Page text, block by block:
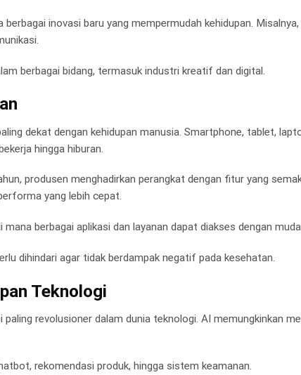
inovasi baru yang mempermudah kehidupan.
berbagai bidang, termasuk industri kreatif dan digital.
dekat dengan kehidupan manusia. Smartphone, tablet,
hingga hiburan.
produsen menghadirkan perangkat dengan fitur yang
yang lebih cepat.
berbagai aplikasi dan layanan dapat diakses dengan
dihindari agar tidak berdampak negatif pada kesehatan.
Teknologi
revolusioner dalam dunia teknologi. AI memungkinkan
rekomendasi produk, hingga sistem keamanan.